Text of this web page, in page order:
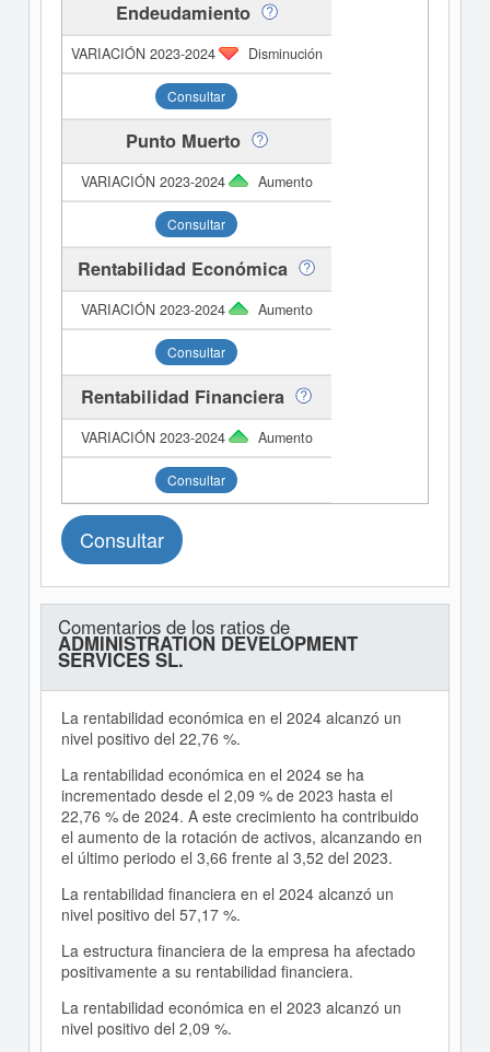
Endeudamiento
Disminución
Consultar
Punto Muerto
Aumento
Consultar
Rentabilidad Económica
Aumento
Consultar
Rentabilidad Financiera
Aumento
Consultar
Consultar
Comentarios de los ratios de
ADMINISTRATION DEVELOPMENT
SERVICES SL.
La rentabilidad económica en el 2024 alcanzó un
nivel positivo del 22,76 %.
La rentabilidad económica en el 2024 se ha
incrementado desde el 2,09 % de 2023 hasta el
22,76 % de 2024. A este crecimiento ha contribuido
el aumento de la rotación de activos, alcanzando en
el último periodo el 3,66 frente al 3,52 del 2023.
La rentabilidad financiera en el 2024 alcanzó un
nivel positivo del 57,17 %.
La estructura financiera de la empresa ha afectado
positivamente a su rentabilidad financiera.
La rentabilidad económica en el 2023 alcanzó un
nivel positivo del 2,09 %.